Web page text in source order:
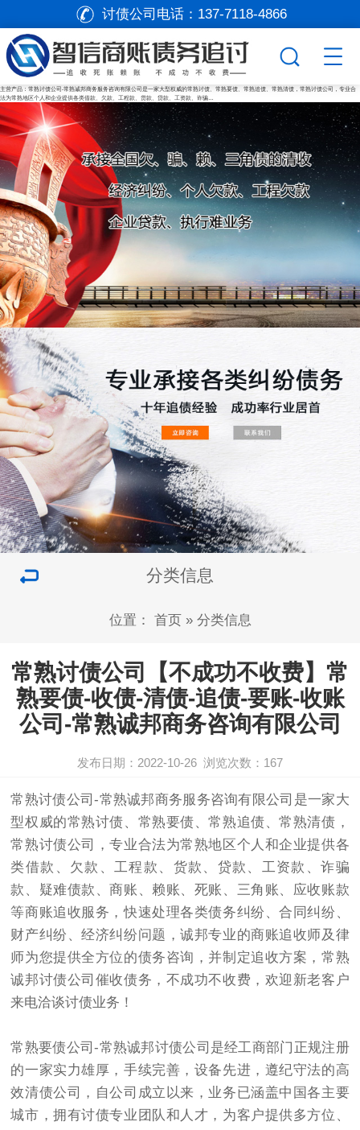
主营产品：常熟讨债公司-常熟诚邦商务服务咨询有限公司是一家大型权威的常熟讨债、常熟要债、常熟追债、常熟清债，常熟讨债公司，专业合
法为常熟地区个人和企业提供各类借款、欠款、工程款、货款、贷款、工资款、诈骗…
讨债公司电话： 137-7118-4866
分类信息
位置： 首页» 分类信息
常熟讨债公司【不成功不收费】常
熟要债-收债-清债-追债-要账-收账
公司-常熟诚邦商务咨询有限公司
发布日期：2022-10-26 浏览次数： 167
常熟讨债公司-常熟诚邦商务服务咨询有限公司是一家大
型权威的常熟讨债、常熟要债、常熟追债、常熟清债，
常熟讨债公司
，专业合法为常熟地区个人和企业提供各
类借款、欠款、工程款、货款、贷款、工资款、诈骗
款、疑难债款、商账、赖账、死账、三角账、应收账款
等商账追收服务，快速处理各类债务纠纷、合同纠纷、
财产纠纷、经济纠纷问题，诚邦专业的商账追收师及律
师为您提供全方位的债务咨询，并制定追收方案，常熟
诚邦讨债公司催收债务，不成功不收费，欢迎新老客户
来电洽谈讨债业务！
常熟要债公司-常熟诚邦讨债公司是经工商部门正规注册
的一家实力雄厚，手续完善，设备先进，遵纪守法的高
效清债公司，自公司成立以来，业务已涵盖中国各主要
城市，拥有讨债专业团队和人才，为客户提供多方位、